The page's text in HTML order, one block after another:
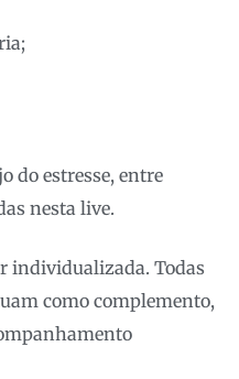
do estresse, entre
nesta live.
individualizada. Todas
como complemento,